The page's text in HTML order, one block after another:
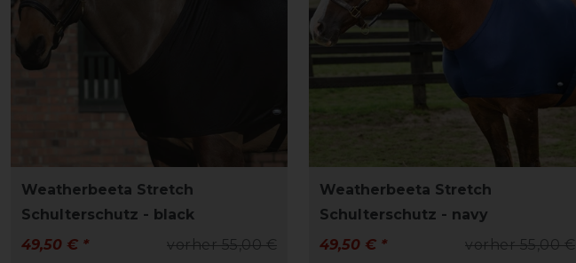
Weatherbeeta Stretch
Schulterschutz - black
vorher 55,00 €
49,50 € *
Weatherbeeta Stretch
Schulterschutz - navy
vorher 55,00 €
49,50 € *